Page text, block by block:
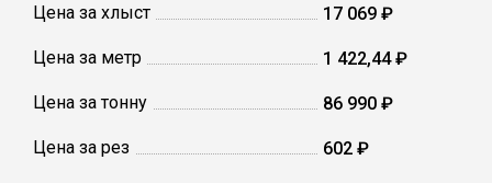
Круги абразивные
Цена за хлыст 17 069 ₽
Цена за метр 1 422,44 ₽
Цена за тонну 86 990 ₽
Цена за рез 602 ₽